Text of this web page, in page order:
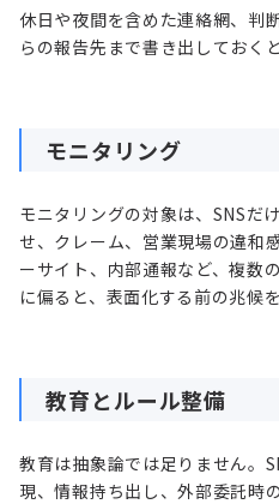
休日や夜間を含めた連絡網、判
らの報告先まで書き出しておく
モニタリング
モニタリングの対象は、SNSだ
せ、クレーム、営業現場の違和
ーサイト、内部通報など、複数
に偏ると、表面化する前の兆候
教育とルール整備
教育は抽象論では足りません。
現、情報持ち出し、外部委託時